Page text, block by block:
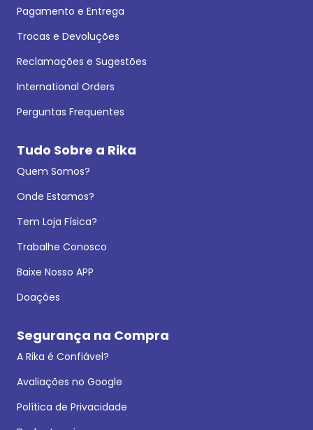
Pagamento e Entrega
Trocas e Devoluções
Reclamações e Sugestões
International Orders
Perguntas Frequentes
Tudo Sobre a Rika
Quem Somos?
Onde Estamos?
Tem Loja Física?
Trabalhe Conosco
Baixe Nosso APP
Doações
Segurança na Compra
A Rika é Confiável?
Avaliações no Google
Política de Privacidade